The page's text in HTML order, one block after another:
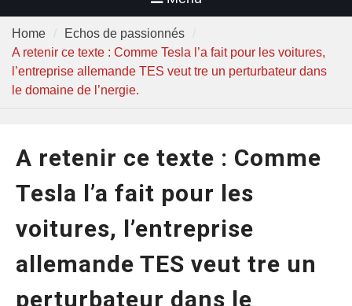
Home
Echos de passionnés
A retenir ce texte : Comme Tesla l’a fait pour les voitures,
l’entreprise allemande TES veut tre un perturbateur dans
le domaine de l’nergie.
A retenir ce texte : Comme
Tesla l’a fait pour les
voitures, l’entreprise
allemande TES veut tre un
perturbateur dans le